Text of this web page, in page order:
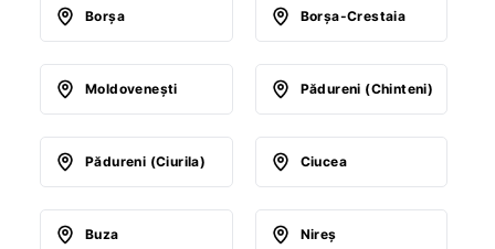
Borşa Borşa-Crestaia
Moldoveneşti Pădureni (Chinteni)
Pădureni (Ciurila) Ciucea
Buza Nireş